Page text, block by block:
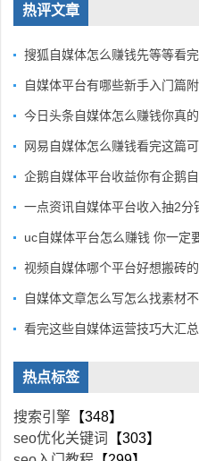
热评文章
搜狐自媒体怎么赚钱先等等看
自媒体平台有哪些新手入门篇
今日头条自媒体怎么赚钱你真
网易自媒体怎么赚钱看完这篇
企鹅自媒体平台收益你有企鹅
一点资讯自媒体平台收入抽2分
uc自媒体平台怎么赚钱 你一定
视频自媒体哪个平台好想搬砖
自媒体文章怎么写怎么找素材不
看完这些自媒体运营技巧大汇总
热点标签
搜索引擎 【348】
seo优化关键词
【303】